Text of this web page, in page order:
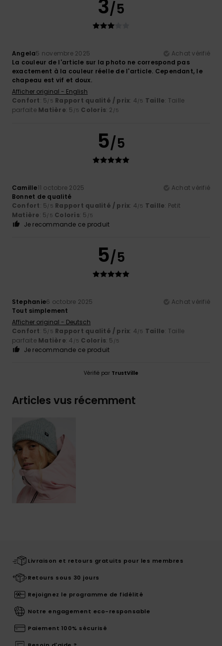
3/5
Angela5 novembre 2025
Achat vérifié
La couleur de l'article sur la photo ne correspond pas
exactement à la couleur réelle de l'article. Cependant, le
chapeau est vif et doux.
Afficher original - English
Confort: 5/5 Rapport qualité / prix: 4/5 Taille: Taille
parfaite Matière: 5 /5 Coloris: 2 /5
5/5
Camille11 octobre 2025
Achat vérifié
Bonnet de qualité
Confort: 5/5 Rapport qualité / prix: 4/5 Taille: Petit
Matière: 5/5 Coloris: 5 /5
Je recommande ce produit
5/5
Stephanie6 octobre 2025
Achat vérifié
Tout simplement
Afficher original - Deutsch
Confort: 5/5 Rapport qualité / prix: 4/5 Taille: Taille
parfaite Matière: 4 /5 Coloris: 5 /5
Je recommande ce produit
Vérifié par TrustVille
Articles vus récemment
Livraison et retours gratuits pour les membres
Retours sous 30 jours
Rejoignez le programme de fidélité
Notre engagement eco-responsable
Paiement 100% sécurisé